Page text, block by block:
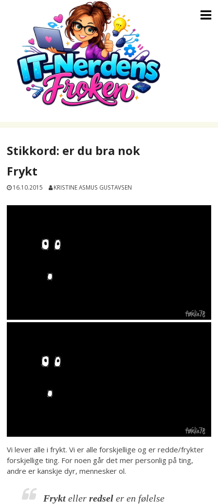
Stikkord: er du bra nok
Frykt
16.10.2015 KRISTINE ASMUS GUSTAVSEN
Vi lever alle i frykt. Vi er alle forskjellige og er redde/frykter
forskjellige ting. For noen går det mer personlig på ting,
andre er kanskje dyr, mennesker ol.
Frykt ellerredsel er en følelse